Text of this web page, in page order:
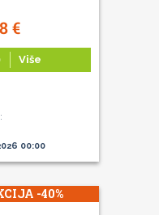
€
Više
00:00
-40%